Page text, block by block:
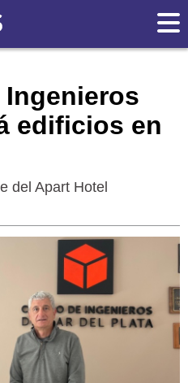
Ingenieros
edificios en
del Apart Hotel